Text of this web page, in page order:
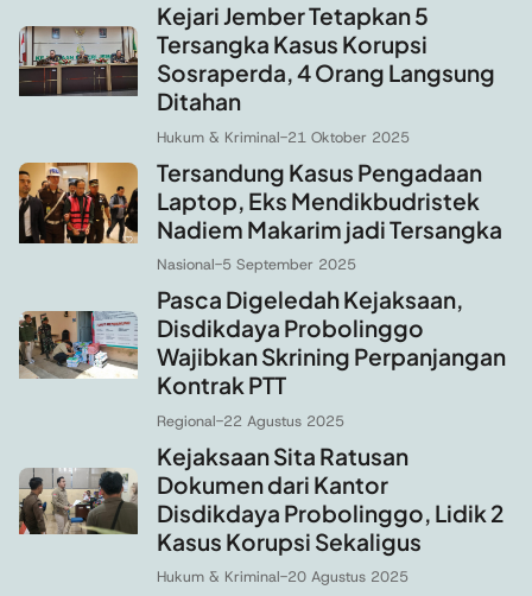
Kejari Jember Tetapkan 5
Tersangka Kasus Korupsi
Sosraperda, 4 Orang Langsung
Ditahan
Hukum & Kriminal-21 Oktober 2025
Tersandung Kasus Pengadaan
Laptop, Eks Mendikbudristek
Nadiem Makarim jadi Tersangka
Nasional-5 September 2025
Pasca Digeledah Kejaksaan,
Disdikdaya Probolinggo
Wajibkan Skrining Perpanjangan
Kontrak PTT
Regional-22 Agustus 2025
Kejaksaan Sita Ratusan
Dokumen dari Kantor
Disdikdaya Probolinggo, Lidik 2
Kasus Korupsi Sekaligus
Hukum & Kriminal-20 Agustus 2025